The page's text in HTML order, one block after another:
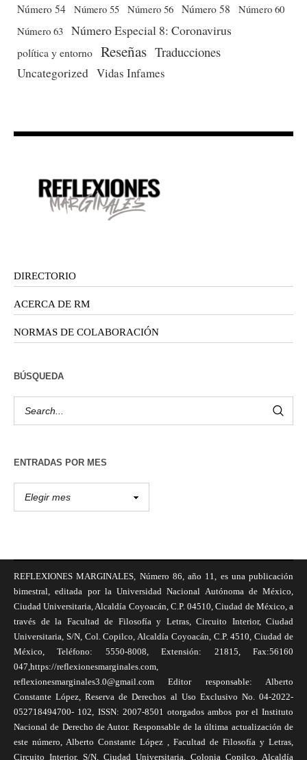
Número 54 Número 55 Número 56 Número 58
Número 60
Número 63 Número Especial 8: Coronavirus
política y entorno Reseñas Traducciones
Uncategorized Vidas Infames
DIRECTORIO
ACERCA DE RM
NORMAS DE COLABORACIÓN
BÚSQUEDA
ENTRADAS POR MES
REFLEXIONES MARGINALES, Número 86, año 11, es una publicación
bimestral, editada por la Universidad Nacional Autónoma de México,
Ciudad Universitaria, Alcaldía Coyoacán, C.P. 04510, Ciudad de México, a
través de la Facultad de Filosofía y Letras, Circuito Interior, Ciudad
Universitaria, S/N, Col. Copilco, Alcaldía Coyoacán, C.P. 4510, Ciudad de
México, Teléfono: 5550-8008, Extensión: 21815, Fax:56160
047,https://reflexionesmarginales.com,
reflexionesmarginales3.0@gmail.com Editor responsable: Alberto
Constante López, Reserva de Derechos al Uso Exclusivo No. 04-2022-
052718494700- 102, ISSN: 2007-8501 otorgados ambos por el Instituto
Nacional de Derecho de Autor. Responsable de la última actualización de
este número, Alberto Constante López , Facultad de Filosofía y Letras,
Circuito Interior, S/N, Ciudad Universitaria, Colonia Copilco, Alcaldía